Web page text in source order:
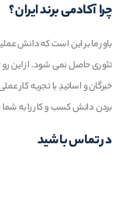
چرا آکادمی برند ایران؟
باور ما بر این است که دانش
تئوری حاصل نمی شود. از این رو
خبرگان و اساتیدِ با تجربه کار
بردن دانش کسب و کار را به
در تماس باشید